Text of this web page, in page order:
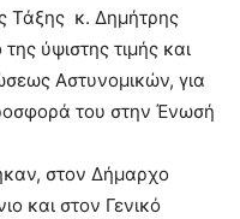
Τάξης κ. Δημήτρης
ύψιστης τιμής και
Αστυνομικών, για
του στην Ένωσή
στον Δήμαρχο
και στον Γενικό